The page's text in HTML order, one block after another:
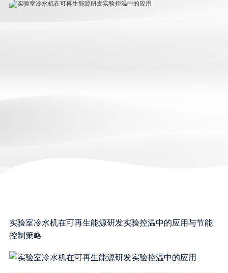
实验室冷水机在可再生能源研发实验控温中的应用与节能
控制策略